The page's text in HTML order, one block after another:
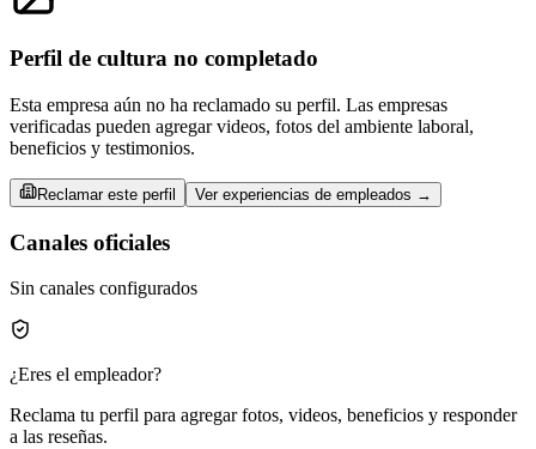
Perfil de cultura no completado
Esta empresa aún no ha reclamado su perfil. Las empresas
verificadas pueden agregar videos, fotos del ambiente laboral,
beneficios y testimonios.
Reclamar este perfil Ver experiencias de empleados →
Canales oficiales
Sin canales configurados
¿Eres el empleador?
Reclama tu perfil para agregar fotos, videos, beneficios y responder
a las reseñas.